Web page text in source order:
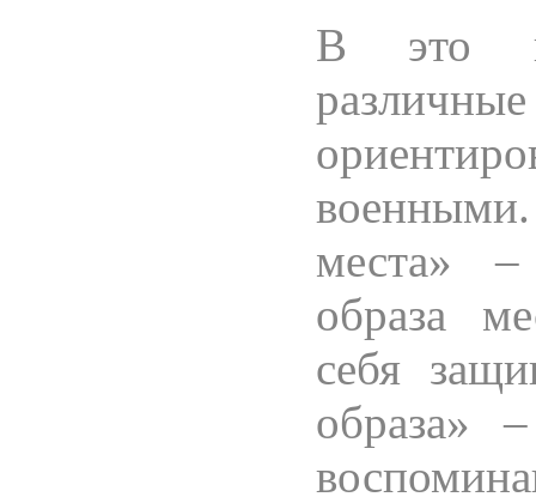
В это
военными.
места» –
образа
себя
образа»